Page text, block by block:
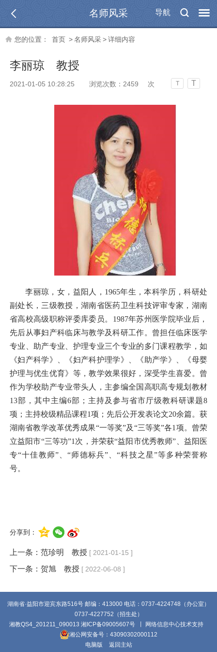
导航
名师风采
您的位置： 首页 >名师风采>详细内容
李丽琼 教授
2021-01-05 10:28:25 浏览次数： 2459 次 T T
李丽琼，女，益阳人，1965年生，本科学历，科研处
副处长，三级教授，湖南省医药卫生科技评审专家，湖南
省高校高级职称评委库委员。1987年苏州医学院毕业后，
先后从事妇产科临床与教学及科研工作。曾担任临床医学
专业、助产专业、护理专业三个专业的多门课程教学，如
《妇产科学》、《妇产科护理学》、《助产学》、《母婴
护理与优生优育》等，教学效果很好，深受学生喜爱。曾
作为学校助产专业带头人，主参编全国高职高专规划教材
13部，其中主编6部；主持及参与省市厅级教科研课题8
项；主持校级精品课程1项；先后公开发表论文20余篇。获
湖南省教学改革优秀成果“一等奖”及“三等奖”各1项。曾荣
立益阳市“三等功”1次，并荣获“益阳市优秀教师”、益阳医
专“十佳教师”、“师德标兵”、“科技之星”等多种荣誉称
号。
分享到：
上一条： 范珍明 教授 [ 2021-01-15 ]
下一条： 贺旭 教授 [ 2022-06-08 ]
湖南省·益阳市迎宾东路516号 邮编：413000 电话：0737-4224748（办公室）
0737-4227752（招生处）
湘教QS4_201211_090013 湘ICP备09005607号 丨 网络信息中心技术支持
湘公网安备号：43090302000112
电脑版
返回主站